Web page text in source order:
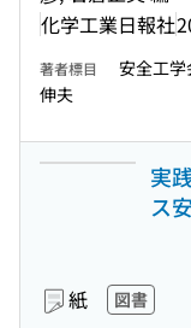
化学工業日報社
著者標目 安全工学
伸夫
実
ス
紙 図書